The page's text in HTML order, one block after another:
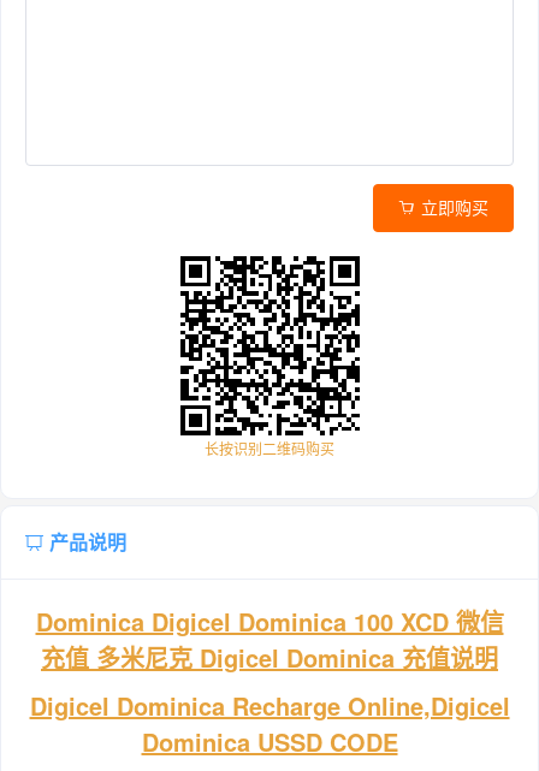
立即购买
长按识别二维码购买
产品说明
Dominica Digicel Dominica 100 XCD 微信
充值 多米尼克 Digicel Dominica 充值说明
Digicel Dominica Recharge Online,Digicel
Dominica USSD CODE